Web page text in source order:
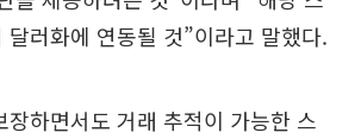
달러화에 연동될 것”이라고 말했다.
장하면서도 거래 추적이 가능한 스